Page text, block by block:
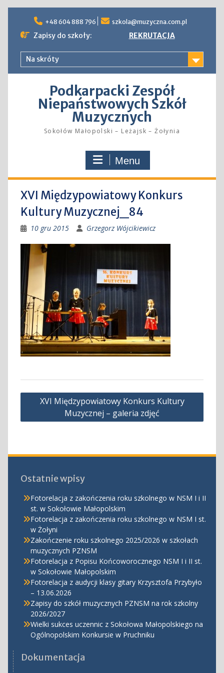
content
+48 604 888 796 szkola@muzyczna.com.pl
Zapisy do szkoły: REKRUTACJA
Na skróty
Podkarpacki Zespół
Niepaństwowych Szkół
Muzycznych
Sokołów Małopolski – Leżajsk – Żołynia
Menu
XVI Międzypowiatowy Konkurs
Kultury Muzycznej_84
10 gru 2015 Grzegorz Wójcikiewicz
Nawigacja
XVI Międzypowiatowy Konkurs Kultury
Muzycznej – galeria zdjęć
Ostatnie wpisy
Fotorelacja z zakończenia roku szkolnego w NSM I i II
st. w Sokołowie Małopolskim
Fotorelacja z zakończenia roku szkolnego w NSM I st.
w Żołyni
Zakończenie roku szkolnego 2025/2026 w szkołach
muzycznych PZNSM
Fotorelacja z Popisu Końcoworocznego NSM I i II st.
w Sokołowie Małopolskim
Fotorelacja z audycji klasy gitary Krzysztofa Przybyło
– 13.06.2026
Zapisy do szkół muzycznych PZNSM na rok szkolny
2026/2027
Wielki sukces uczennic z Sokołowa Małopolskiego na
Ogólnopolskim Konkursie w Pruchniku
Dokumentacja